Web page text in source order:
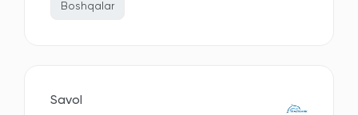
Boshqalar
Savol